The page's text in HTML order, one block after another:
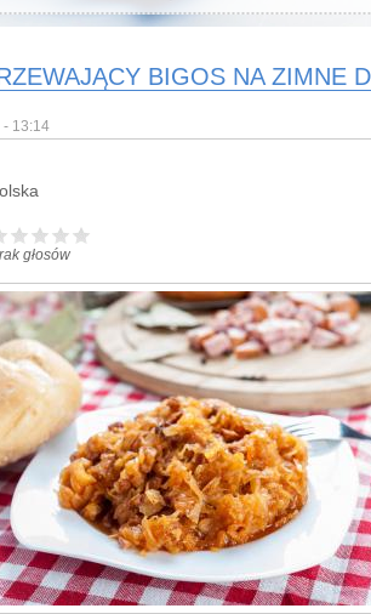
BIGOS NA ZIMNE
- 13:14
głosów